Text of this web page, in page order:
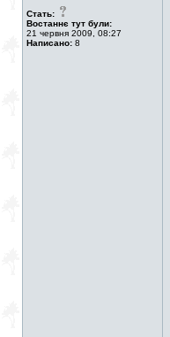
Стать:
Востаннє тут були:
21 червня 2009, 08:27
Написано: 8